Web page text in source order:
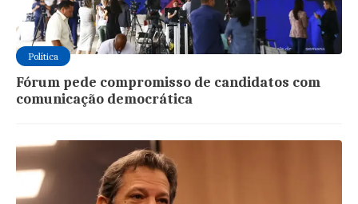
Política
Fórum pede compromisso de candidatos com
comunicação democrática